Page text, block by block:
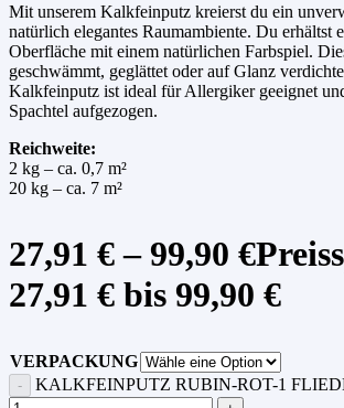
Mit unserem Kalkfeinputz kreierst du ein
natürlich elegantes Raumambiente. Du erhältst
Oberfläche mit einem natürlichen Farbspiel.
geschwämmt, geglättet oder auf Glanz
Kalkfeinputz ist ideal für Allergiker geeignet
Spachtel aufgezogen.
Reichweite:
2 kg – ca. 0,7 m²
20 kg – ca. 7 m²
27,91 € –99,90 €
27,91 € bis 99,90 €
VERPACKUNG
KALKFEINPUTZ RUBIN-ROT-1